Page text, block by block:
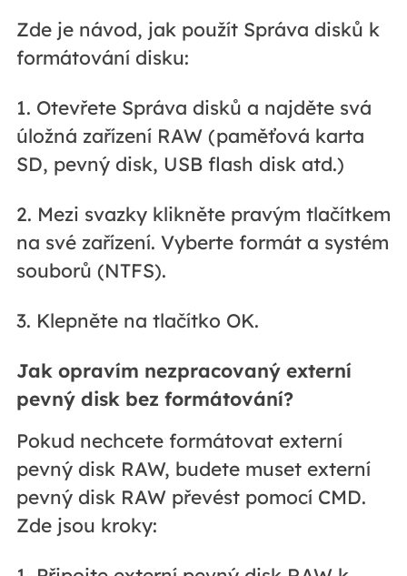
Zde je návod, jak použít Správa disků k
formátování disku:
1. Otevřete Správa disků a najděte svá
úložná zařízení RAW (paměťová karta
SD, pevný disk, USB flash disk atd.)
2. Mezi svazky klikněte pravým tlačítkem
na své zařízení. Vyberte formát a systém
souborů (NTFS).
3. Klepněte na tlačítko OK.
Jak opravím nezpracovaný externí
pevný disk bez formátování?
Pokud nechcete formátovat externí
pevný disk RAW, budete muset externí
pevný disk RAW převést pomocí CMD.
Zde jsou kroky: